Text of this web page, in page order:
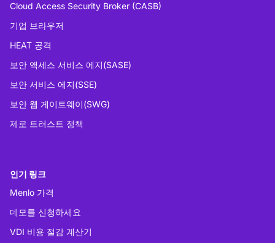
Cloud Access Security Broker (CASB)
기업 브라우저
HEAT 공격
보안 액세스 서비스 에지(SASE)
보안 서비스 에지(SSE)
보안 웹 게이트웨이(SWG)
제로 트러스트 정책
인기 링크
Menlo 가격
데모를 신청하세요
VDI 비용 절감 계산기